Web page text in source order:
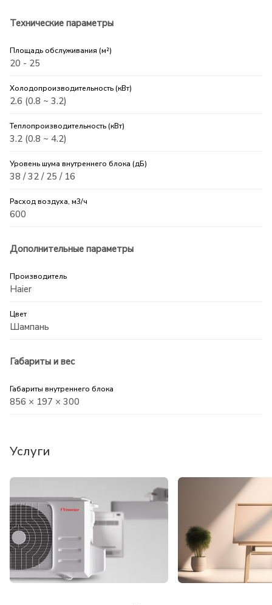
Технические параметры
Площадь обслуживания (м²)
20 - 25
Холодопроизводительность (кВт)
2.6 (0.8 ~ 3.2)
Теплопроизводительность (кВт)
3.2 (0.8 ~ 4.2)
Уровень шума внутреннего блока (дБ)
38 / 32 / 25 / 16
Расход воздуха, м3/ч
600
Дополнительные параметры
Производитель
Haier
Цвет
Шампань
Габариты и вес
Габариты внутреннего блока
856 × 197 × 300
Услуги